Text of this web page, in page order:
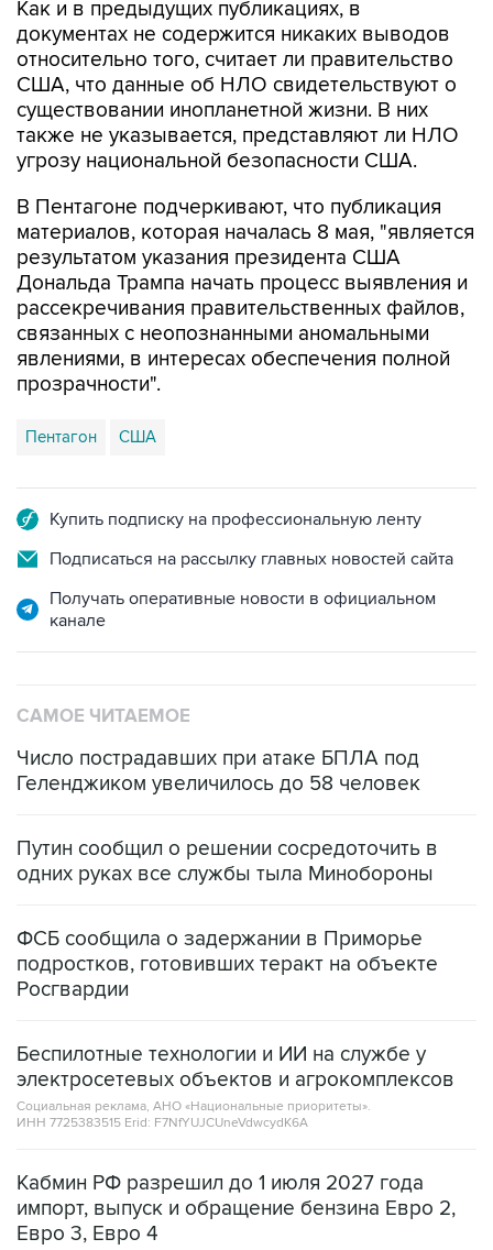
относительно того, считает ли правительство
США, что данные об НЛО свидетельствуют о
существовании инопланетной жизни. В них
также не указывается, представляют ли НЛО
угрозу национальной безопасности США.
В Пентагоне подчеркивают, что публикация
результатом указания президента США
Дональда Трампа начать процесс выявления и
рассекречивания правительственных файлов,
связанных с неопознанными аномальными
явлениями, в интересах обеспечения полной
прозрачности".
Пентагон США
Подписаться на рассылку главных новостей сайта
Получать оперативные новости в официальном
Число пострадавших при атаке БПЛА под
Путин сообщил о решении сосредоточить в
ФСБ сообщила о задержании в Приморье
Росгвардии
Беспилотные технологии и ИИ на службе у
Социальная реклама, АНО «Национальные приоритеты».
ИНН 7725383515 Erid: F7NfYUJCUneVdwcydK6A
Кабмин РФ разрешил до 1 июля 2027 года
Евро 3, Евро 4